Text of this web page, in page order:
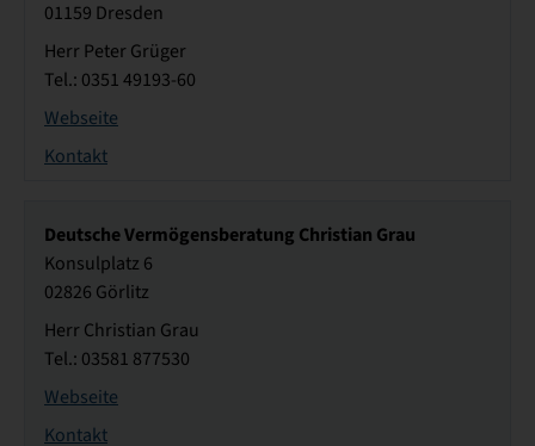
01159 Dresden
Herr Peter Grüger
Tel.: 0351 49193-60
Webseite
Kontakt
Deutsche Vermögensberatung Christian Grau
Konsulplatz 6
02826 Görlitz
Herr Christian Grau
Tel.: 03581 877530
Webseite
Kontakt